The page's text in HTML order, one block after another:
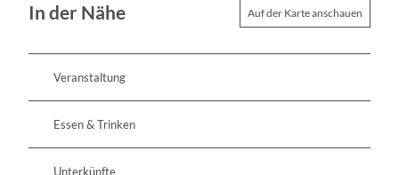
In der Nähe Auf der Karte anschauen
Veranstaltung
Essen & Trinken
Unterkünfte